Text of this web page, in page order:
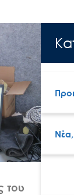
του